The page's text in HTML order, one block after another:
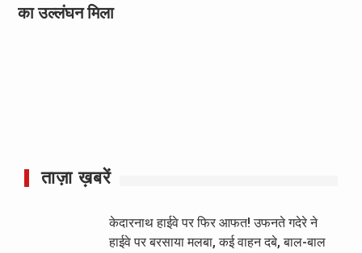
का उल्लंघन मिला
ताज़ा ख़बरें
केदारनाथ हाईवे पर फिर आफत! उफनते गदेरे ने
हाईवे पर बरसाया मलबा, कई वाहन दबे, बाल-बाल